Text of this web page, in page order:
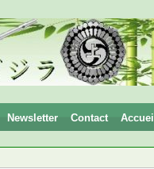
Newsletter Contact Accueil